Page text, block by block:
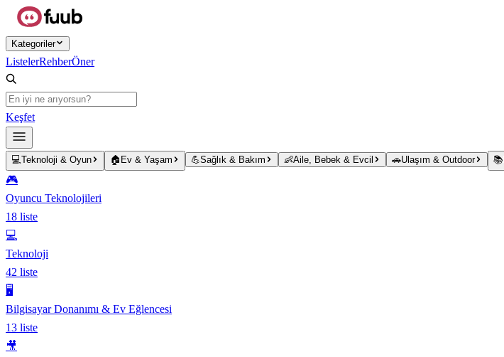
Ana içeriğe atla
Kategoriler
ListelerRehberÖner
Keşfet
💻Teknoloji & Oyun 🏠 Ev & Yaşam 💪Sağlık & Bakım 👶Aile, Bebek & Evcil 🚗Ulaşım & Outdoor 📚
🎮
Oyuncu Teknolojileri
18 liste
💻
Teknoloji
42 liste
🖥️
Bilgisayar Donanımı & Ev Eğlencesi
13 liste
🎥